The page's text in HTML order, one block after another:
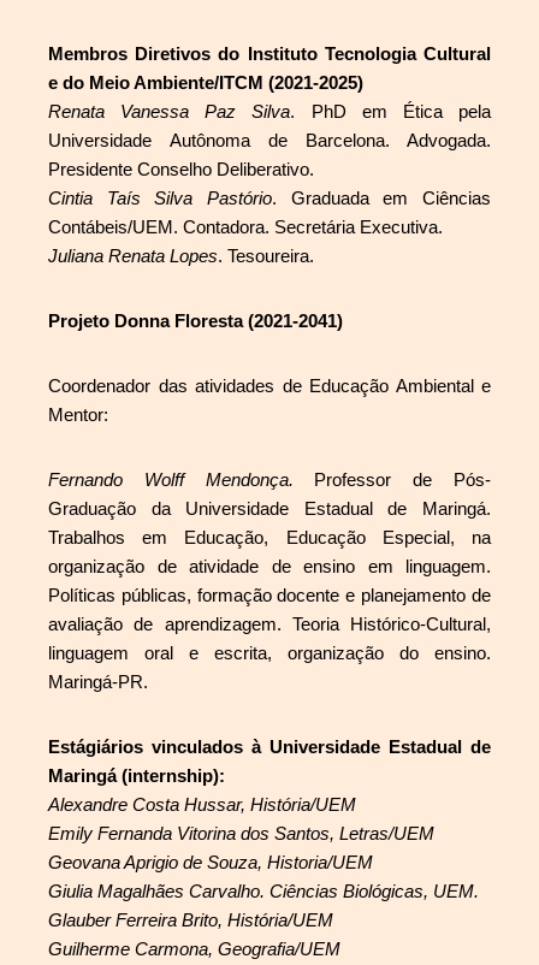
Membros Diretivos do Instituto Tecnologia Cultural
e do Meio Ambiente/ITCM (2021-2025)
Renata Vanessa Paz Silva. PhD em Ética pela
Universidade Autônoma de Barcelona. Advogada.
Presidente Conselho Deliberativo.
Cintia Taís Silva Pastório. Graduada em Ciências
Contábeis/UEM. Contadora. Secretária Executiva.
Juliana Renata Lopes. Tesoureira.
Projeto Donna Floresta (2021-2041)
Coordenador das atividades de Educação Ambiental e
Mentor:
Fernando Wolff Mendonça. Professor de Pós-
Graduação da Universidade Estadual de Maringá.
Trabalhos em Educação, Educação Especial, na
organização de atividade de ensino em linguagem.
Políticas públicas, formação docente e planejamento de
avaliação de aprendizagem. Teoria Histórico-Cultural,
linguagem oral e escrita, organização do ensino.
Maringá-PR.
Estágiários vinculados à Universidade Estadual de
Maringá (internship):
Alexandre Costa Hussar, História/UEM
Emily Fernanda Vitorina dos Santos, Letras/UEM
Geovana Aprigio de Souza, Historia/UEM
Giulia Magalhães Carvalho. Ciências Biológicas, UEM.
Glauber Ferreira Brito, História/UEM
Guilherme Carmona, Geografia/UEM